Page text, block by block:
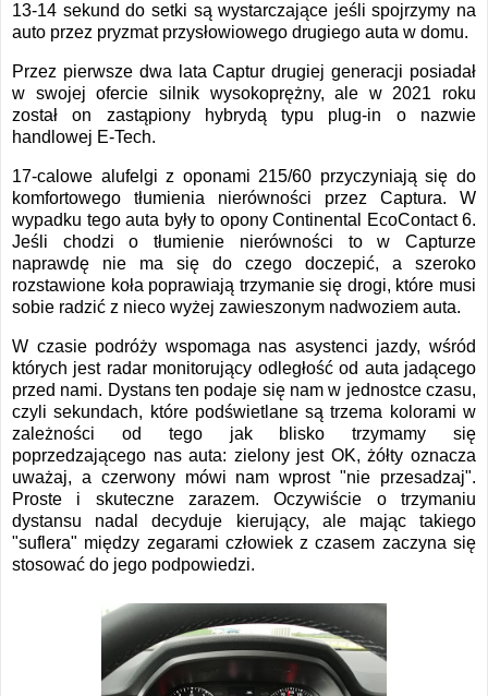
13-14 sekund do setki są wystarczające jeśli spojrzymy na
auto przez pryzmat przysłowiowego drugiego auta w domu.
Przez pierwsze dwa lata Captur drugiej generacji posiadał
w swojej ofercie silnik wysokoprężny, ale w 2021 roku
został on zastąpiony hybrydą typu plug-in o nazwie
handlowej E-Tech.
17-calowe alufelgi z oponami 215/60 przyczyniają się do
komfortowego tłumienia nierówności przez Captura. W
wypadku tego auta były to opony Continental EcoContact 6.
Jeśli chodzi o tłumienie nierówności to w Capturze
naprawdę nie ma się do czego doczepić, a szeroko
rozstawione koła poprawiają trzymanie się drogi, które musi
sobie radzić z nieco wyżej zawieszonym nadwoziem auta.
W czasie podróży wspomaga nas asystenci jazdy, wśród
których jest radar monitorujący odległość od auta jadącego
przed nami. Dystans ten podaje się nam w jednostce czasu,
czyli sekundach, które podświetlane są trzema kolorami w
zależności od tego jak blisko trzymamy się
poprzedzającego nas auta: zielony jest OK, żółty oznacza
uważaj, a czerwony mówi nam wprost "nie przesadzaj".
Proste i skuteczne zarazem. Oczywiście o trzymaniu
dystansu nadal decyduje kierujący, ale mając takiego
"suflera" między zegarami człowiek z czasem zaczyna się
stosować do jego podpowiedzi.